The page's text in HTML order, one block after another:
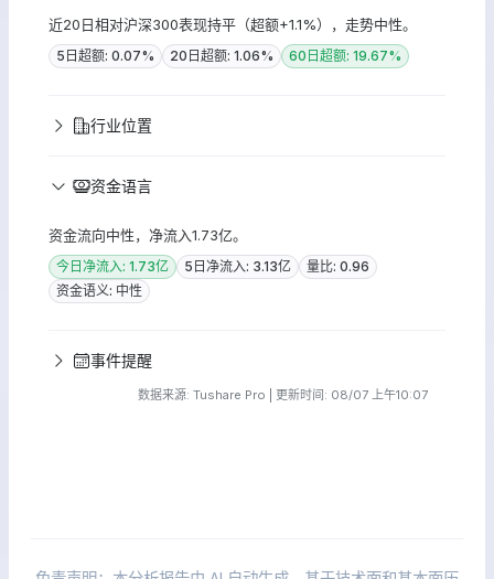
近20日相对沪深300表现持平（超额+1.1%），走势中性。
5日超额: 0.07% 20日超额: 1.06% 60日超额: 19.67%
行业位置
资金语言
资金流向中性，净流入1.73亿。
今日净流入: 1.73亿 5日净流入: 3.13亿
量比: 0.96
资金语义: 中性
事件提醒
数据来源: Tushare Pro | 更新时间: 08/07 上午10:07